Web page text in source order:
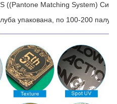
((Pantone Matching System)
упакована, по 100-200 палуб